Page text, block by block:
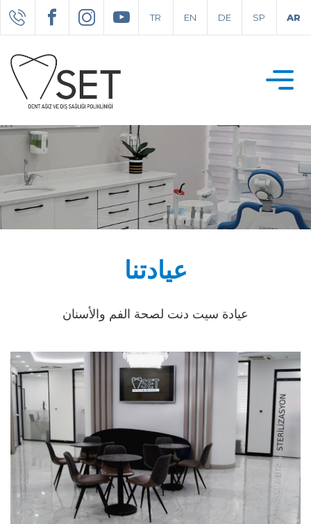
TR EN DE SP AR
عيادتنا
عيادة سيت دنت لصحة الفم والأسنان